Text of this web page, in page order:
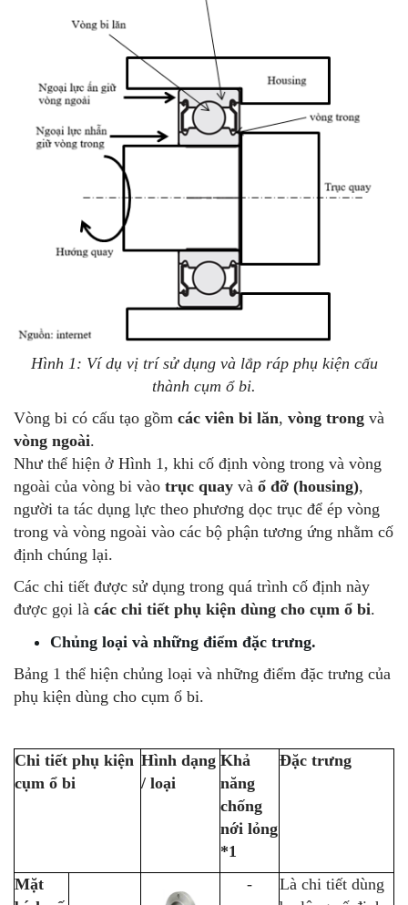
Hình 1: Ví dụ vị trí sử dụng và lắp ráp phụ kiện cấu
thành cụm ổ bi.
Vòng bi có cấu tạo gồm các viên bi lăn, vòng trong và
vòng ngoài.
Như thể hiện ở Hình 1, khi cố định vòng trong và vòng
ngoài của vòng bi vào trục quay và ổ đỡ (housing),
người ta tác dụng lực theo phương dọc trục để ép vòng
trong và vòng ngoài vào các bộ phận tương ứng nhằm cố
định chúng lại.
Các chi tiết được sử dụng trong quá trình cố định này
được gọi là các chi tiết phụ kiện dùng cho cụm ổ bi.
Chủng loại và những điểm đặc trưng.
Bảng 1 thể hiện chủng loại và những điểm đặc trưng của
phụ kiện dùng cho cụm ổ bi.
Chi tiết phụ kiện
cụm ổ bi
Hình dạng
/ loại
Khả
năng
chống
nới lỏng
*1
Đặc trưng
Mặt
-
Là chi tiết dùng